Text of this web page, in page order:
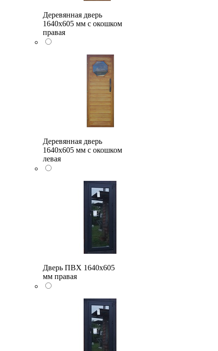
Деревянная дверь
1640x605 мм с окошком
правая
Деревянная дверь
1640x605 мм с окошком
левая
Дверь ПВХ 1640x605
мм правая